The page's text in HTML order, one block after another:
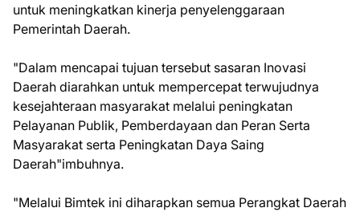
untuk meningkatkan kinerja penyelenggaraan
Pemerintah Daerah.
"Dalam mencapai tujuan tersebut sasaran Inovasi
Daerah diarahkan untuk mempercepat terwujudnya
kesejahteraan masyarakat melalui peningkatan
Pelayanan Publik, Pemberdayaan dan Peran Serta
Masyarakat serta Peningkatan Daya Saing
Daerah"imbuhnya.
"Melalui Bimtek ini diharapkan semua Perangkat Daerah